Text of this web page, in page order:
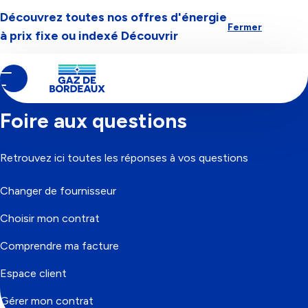
Aller à la navigation Aller au contenuAller au pied-de-page
Découvrez toutes nos offres d'énergie
à prix fixe ou indexé Découvrir
Fermer
Contenu
principal
d'Ariane
Accueil
Foire aux questions
Retrouvez ici toutes les réponses à vos questions
Changer de fournisseur
Choisir mon contrat
Comprendre ma facture
Espace client
Gérer mon contrat